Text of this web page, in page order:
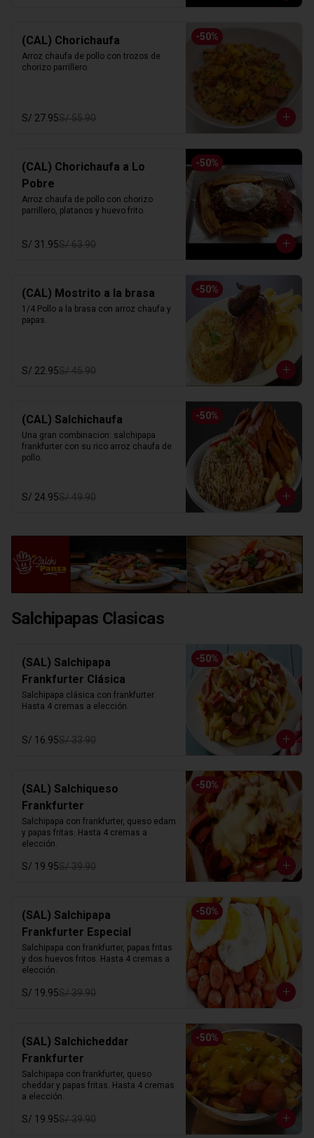
-50%
(CAL) Chorichaufa
Arroz chaufa de pollo con trozos de
chorizo parrillero.
S/ 27.95S/ 55.90
-50%
(CAL) Chorichaufa a Lo
Pobre
Arroz chaufa de pollo con chorizo
parrillero, platanos y huevo frito.
S/ 31.95S/ 63.90
-50%
(CAL) Mostrito a la brasa
1/4 Pollo a la brasa con arroz chaufa y
papas.
S/ 22.95S/ 45.90
-50%
(CAL) Salchichaufa
Una gran combinacion: salchipapa
frankfurter con su rico arroz chaufa de
pollo.
S/ 24.95S/ 49.90
Salchipapas Clasicas
-50%
(SAL) Salchipapa
Frankfurter Clásica
Salchipapa clásica con frankfurter.
Hasta 4 cremas a elección.
S/ 16.95S/ 33.90
-50%
(SAL) Salchiqueso
Frankfurter
Salchipapa con frankfurter, queso edam
y papas fritas. Hasta 4 cremas a
elección.
S/ 19.95S/ 39.90
-50%
(SAL) Salchipapa
Frankfurter Especial
Salchipapa con frankfurter, papas fritas
y dos huevos fritos. Hasta 4 cremas a
elección.
S/ 19.95S/ 39.90
-50%
(SAL) Salchicheddar
Frankfurter
Salchipapa con frankfurter, queso
cheddar y papas fritas. Hasta 4 cremas
a elección.
S/ 19.95S/ 39.90